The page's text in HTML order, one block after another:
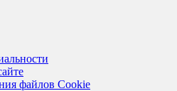
файлов Cookie